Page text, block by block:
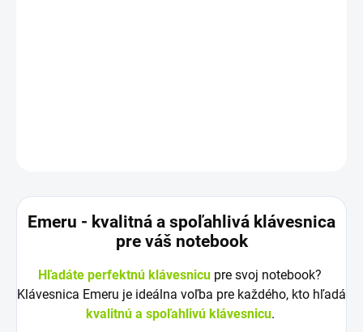
Emeru - kvalitná a spoľahlivá klávesnica
pre váš notebook
Hľadáte perfektnú klávesnicu pre svoj notebook?
Klávesnica Emeru je ideálna voľba pre každého, kto hľadá
kvalitnú a spoľahlivú klávesnicu.